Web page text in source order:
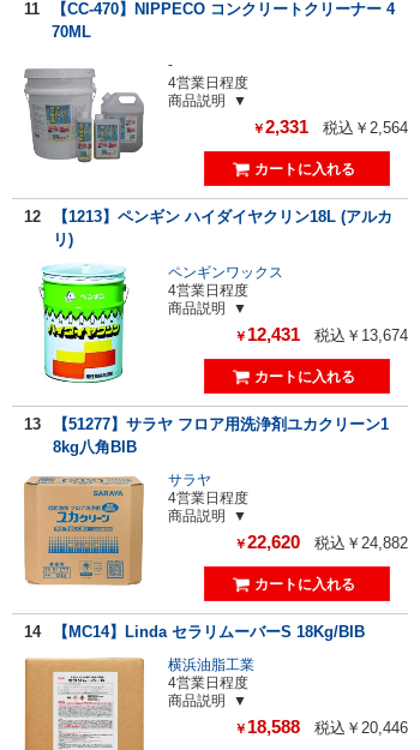
11
【CC-470】NIPPECO コンクリートクリーナー 4
70ML
-
4営業日程度
商品説明
￥2,331 税込￥2,564
12
【1213】ペンギン ハイダイヤクリン18L (アルカ
リ)
ペンギンワックス
4営業日程度
商品説明
￥ 12,431 税込￥13,674
13
【51277】サラヤ フロア用洗浄剤ユカクリーン1
8kg八角BIB
サラヤ
4営業日程度
商品説明
￥22,620 税込￥24,882
14 【MC14】Linda セラリムーバーS 18Kg/BIB
横浜油脂工業
4営業日程度
商品説明
￥ 18,588 税込￥20,446